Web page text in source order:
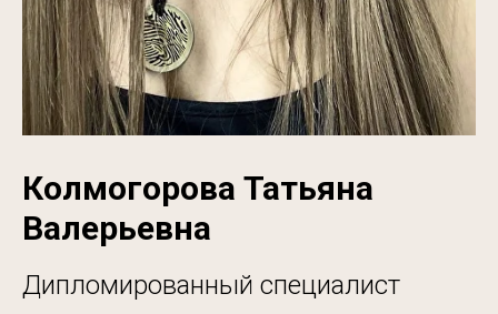
Колмогорова Татьяна
Валерьевна
Дипломированный специалист